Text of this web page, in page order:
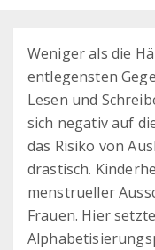
Weniger als die
entlegensten
Lesen und
sich negativ auf
das Risiko von
drastisch.
menstrueller
Frauen. Hier